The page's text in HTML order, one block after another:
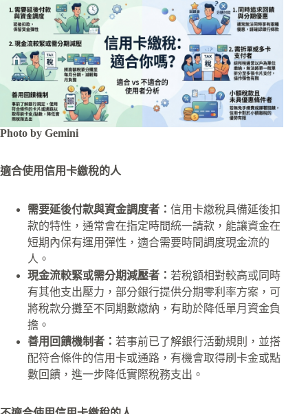
Photo by Gemini
適合使用信用卡繳稅的人
需要延後付款與資金調度者： 信用卡繳稅具備延後扣
款的特性，通常會在指定時間統一請款，能讓資金在
短期內保有運用彈性，適合需要時間調度現金流的
人。
現金流較緊或需分期減壓者： 若稅額相對較高或同時
有其他支出壓力，部分銀行提供分期零利率方案，可
將稅款分攤至不同期數繳納，有助於降低單月資金負
擔。
善用回饋機制者： 若事前已了解銀行活動規則，並搭
配符合條件的信用卡或通路，有機會取得刷卡金或點
數回饋，進一步降低實際稅務支出。